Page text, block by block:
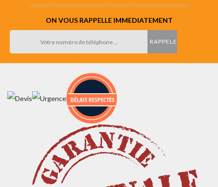
ON VOUS RAPPELLE IMMEDIATEMENT